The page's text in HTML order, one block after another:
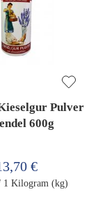
Pulver
600g
€
1 Kilogram (kg)